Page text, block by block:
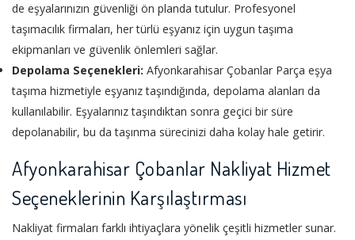
de eşyalarınızın güvenliği ön planda tutulur. Profesyonel
taşımacılık firmaları, her türlü eşyanız için uygun taşıma
ekipmanları ve güvenlik önlemleri sağlar.
Depolama Seçenekleri: Afyonkarahisar Çobanlar Parça eşya
taşıma hizmetiyle eşyanız taşındığında, depolama alanları da
kullanılabilir. Eşyalarınız taşındıktan sonra geçici bir süre
depolanabilir, bu da taşınma sürecinizi daha kolay hale getirir.
Afyonkarahisar Çobanlar Nakliyat Hizmet
Seçeneklerinin Karşılaştırması
Nakliyat firmaları farklı ihtiyaçlara yönelik çeşitli hizmetler sunar.